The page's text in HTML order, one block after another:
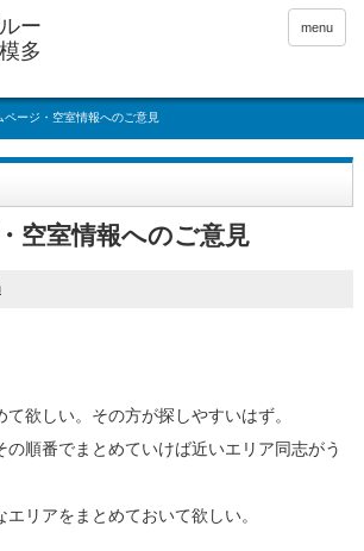
menu
ページ・空室情報へのご意見
空室情報へのご意見
欲しい。その方が探しやすいはず。
の順番でまとめていけば近いエリア同志がう
リアをまとめておいて欲しい。